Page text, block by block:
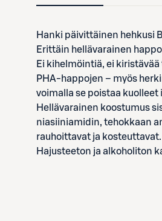
Hanki päivittäinen hehkusi
Erittäin hellävarainen
Ei kihelmöintiä, ei
PHA-happojen – myös
voimalla se poistaa
Hellävarainen koostumus
niasiiniamidin, tehokkaan
rauhoittavat ja kosteuttavat.
Hajusteeton ja alkoholiton